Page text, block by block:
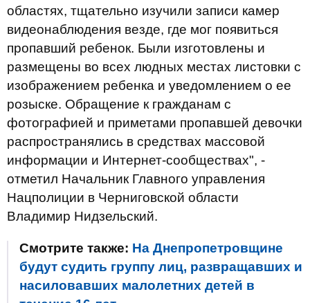
областях, тщательно изучили записи камер
видеонаблюдения везде, где мог появиться
пропавший ребенок. Были изготовлены и
размещены во всех людных местах листовки с
изображением ребенка и уведомлением о ее
розыске. Обращение к гражданам с
фотографией и приметами пропавшей девочки
распространялись в средствах массовой
информации и Интернет-сообществах", -
отметил Начальник Главного управления
Нацполиции в Черниговской области
Владимир Нидзельский.
Смотрите также: На Днепропетровщине
будут судить группу лиц, развращавших и
насиловавших малолетних детей в